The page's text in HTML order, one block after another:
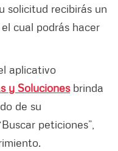
solicitud recibirás un
cual podrás hacer
aplicativo
y Solucionesbrinda
de su
peticiones”,